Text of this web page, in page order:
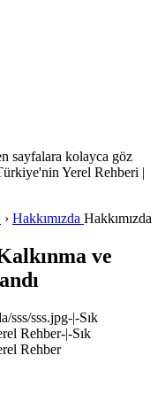
sayfalara kolayca göz
Yerel Rehberi |
› Hakkımızda Hakkımızda
ve
sss/sss.jpg-|-Sık
Rehber-|-Sık
Rehber